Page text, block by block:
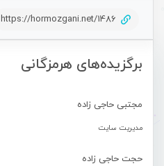
برگزیده‌های هرمزگانی
مجتبی حاجی زاده
مدیریت سایت
حجت حاجی زاده
https://hormozgani.net/1486